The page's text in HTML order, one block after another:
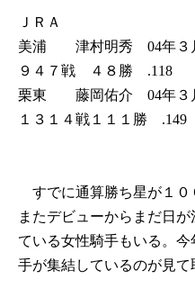
ＪＲＡ
美浦 津村明秀 04年３
９４７戦 ４８勝 .118
栗東 藤岡佑介 04年３
１３１４戦１１１勝 .149
すでに通算勝ち星が１０
またデビューからまだ日
ている女性騎手もいる。
手が集結しているのが見て